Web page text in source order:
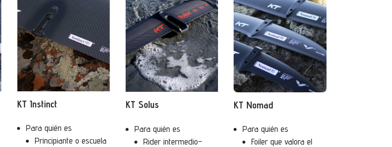
KT Instinct
Para quién es
Principiante o escuela
KT Solus
Para quién es
Rider intermedio–
KT Nomad
Para quién es
Foiler que valora el